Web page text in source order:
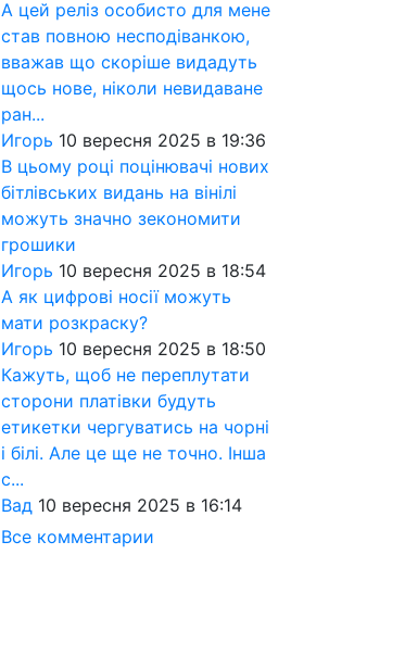
А цей реліз особисто для мене
став повною несподіванкою,
вважав що скоріше видадуть
щось нове, ніколи невидаване
ран...
Игорь 10 вересня 2025 в 19:36
В цьому році поцінювачі нових
бітлівських видань на вінілі
можуть значно зекономити
грошики
Игорь 10 вересня 2025 в 18:54
А як цифрові носії можуть
мати розкраску?
Игорь 10 вересня 2025 в 18:50
Кажуть, щоб не переплутати
сторони платівки будуть
етикетки чергуватись на чорні
і білі. Але це ще не точно. Інша
с...
Вад 10 вересня 2025 в 16:14
Все комментарии